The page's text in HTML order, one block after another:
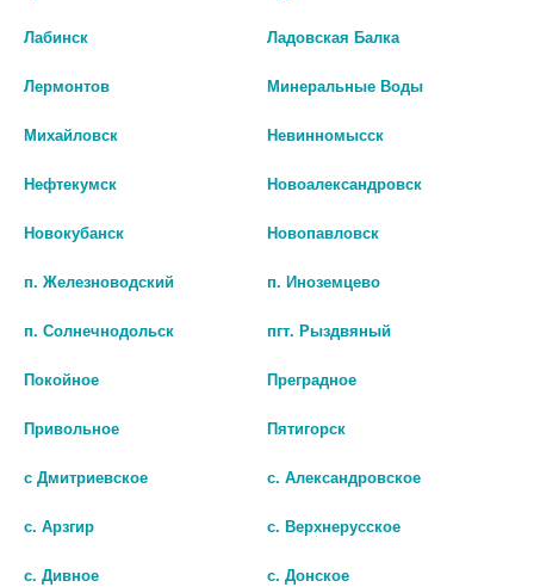
В КОРЗИНУ шт
В КОРЗИНУ
ПОХМЕЛЬНОМ СИНДРОМЕ С SE
(CONSUMED) МАЛКУТ
ПОХМЕЛЬЯ ЛАЙМ ШИП.ТАБ.
379 руб.
Лабинск Ладовская Балка
Лермонтов Минеральные Воды
Михайловск Невинномысск
Нефтекумск Новоалександровск
Новокубанск Новопавловск
п. Железноводский п. Иноземцево
п. Солнечнодольск пгт. Рыздвяный
Покойное Преградное
Привольное Пятигорск
с Дмитриевское с. Александровское
с. Арзгир с. Верхнерусское
с. Дивное с. Донское